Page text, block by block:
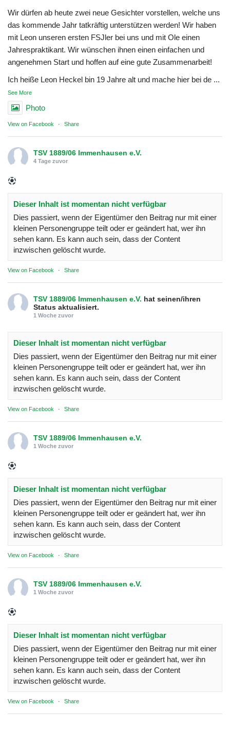
Wir dürfen ab heute zwei neue Gesichter vorstellen, welche uns
das kommende Jahr tatkräftig unterstützen werden! Wir haben
mit Leon unseren ersten FSJler bei uns und mit Ole einen
Jahrespraktikant. Wir wünschen ihnen einen einfachen und
angenehmen Start und hoffen auf eine gute Zusammenarbeit!
Ich heiße Leon Heckel bin 19 Jahre alt und mache hier bei de ...
See More
Photo
View on Facebook · Share
TSV 1889/06 Immenhausen e.V.
4 Tage zuvor
Dieser Inhalt ist momentan nicht verfügbar
Dies passiert, wenn der Eigentümer den Beitrag nur mit einer
kleinen Personengruppe teilt oder er geändert hat, wer ihn
sehen kann. Es kann auch sein, dass der Content
inzwischen gelöscht wurde.
View on Facebook · Share
TSV 1889/06 Immenhausen e.V. hat seinen/ihren
Status aktualisiert.
1 Woche zuvor
Dieser Inhalt ist momentan nicht verfügbar
Dies passiert, wenn der Eigentümer den Beitrag nur mit einer
kleinen Personengruppe teilt oder er geändert hat, wer ihn
sehen kann. Es kann auch sein, dass der Content
inzwischen gelöscht wurde.
View on Facebook · Share
TSV 1889/06 Immenhausen e.V.
1 Woche zuvor
Dieser Inhalt ist momentan nicht verfügbar
Dies passiert, wenn der Eigentümer den Beitrag nur mit einer
kleinen Personengruppe teilt oder er geändert hat, wer ihn
sehen kann. Es kann auch sein, dass der Content
inzwischen gelöscht wurde.
View on Facebook · Share
TSV 1889/06 Immenhausen e.V.
1 Woche zuvor
Dieser Inhalt ist momentan nicht verfügbar
Dies passiert, wenn der Eigentümer den Beitrag nur mit einer
kleinen Personengruppe teilt oder er geändert hat, wer ihn
sehen kann. Es kann auch sein, dass der Content
inzwischen gelöscht wurde.
View on Facebook · Share